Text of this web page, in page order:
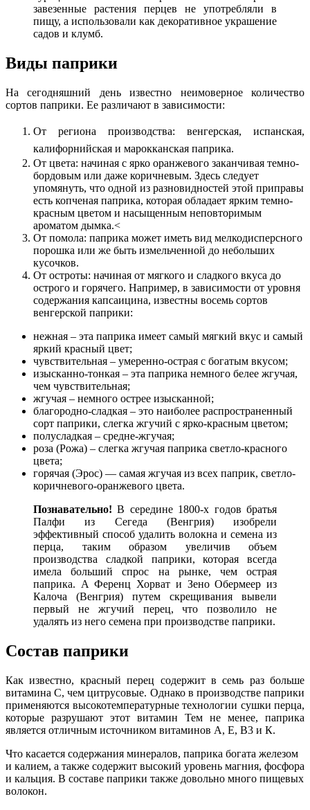
завезенные растения перцев не употребляли в
пищу, а использовали как декоративное украшение
садов и клумб.
Виды паприки
На сегодняшний день известно неимоверное количество
сортов паприки. Ее различают в зависимости:
От региона производства: венгерская, испанская,
калифорнийская и марокканская паприка.
От цвета: начиная с ярко оранжевого заканчивая темно-
бордовым или даже коричневым. Здесь следует
упомянуть, что одной из разновидностей этой приправы
есть копченая паприка, которая обладает ярким темно-
красным цветом и насыщенным неповторимым
ароматом дымка.<
От помола: паприка может иметь вид мелкодисперсного
порошка или же быть измельченной до небольших
кусочков.
От остроты: начиная от мягкого и сладкого вкуса до
острого и горячего. Например, в зависимости от уровня
содержания капсаицина, известны восемь сортов
венгерской паприки:
нежная – эта паприка имеет самый мягкий вкус и самый
яркий красный цвет;
чувствительная – умеренно-острая с богатым вкусом;
изысканно-тонкая – эта паприка немного белее жгучая,
чем чувствительная;
жгучая – немного острее изысканной;
благородно-сладкая – это наиболее распространенный
сорт паприки, слегка жгучий с ярко-красным цветом;
полусладкая – средне-жгучая;
роза (Рожа) – слегка жгучая паприка светло-красного
цвета;
горячая (Эрос) — самая жгучая из всех паприк, светло-
коричневого-оранжевого цвета.
Познавательно! В середине 1800-х годов братья
Палфи из Сегеда (Венгрия) изобрели
эффективный способ удалить волокна и семена из
перца, таким образом увеличив объем
производства сладкой паприки, которая всегда
имела больший спрос на рынке, чем острая
паприка. А Ференц Хорват и Зено Обермеер из
Калоча (Венгрия) путем скрещивания вывели
первый не жгучий перец, что позволило не
удалять из него семена при производстве паприки.
Состав паприки
Как известно, красный перец содержит в семь раз больше
витамина С, чем цитрусовые. Однако в производстве паприки
применяются высокотемпературные технологии сушки перца,
которые разрушают этот витамин Тем не менее, паприка
является отличным источником витаминов А, Е, В3 и К.
Что касается содержания минералов, паприка богата железом
и калием, а также содержит высокий уровень магния, фосфора
и кальция. В составе паприки также довольно много пищевых
волокон.